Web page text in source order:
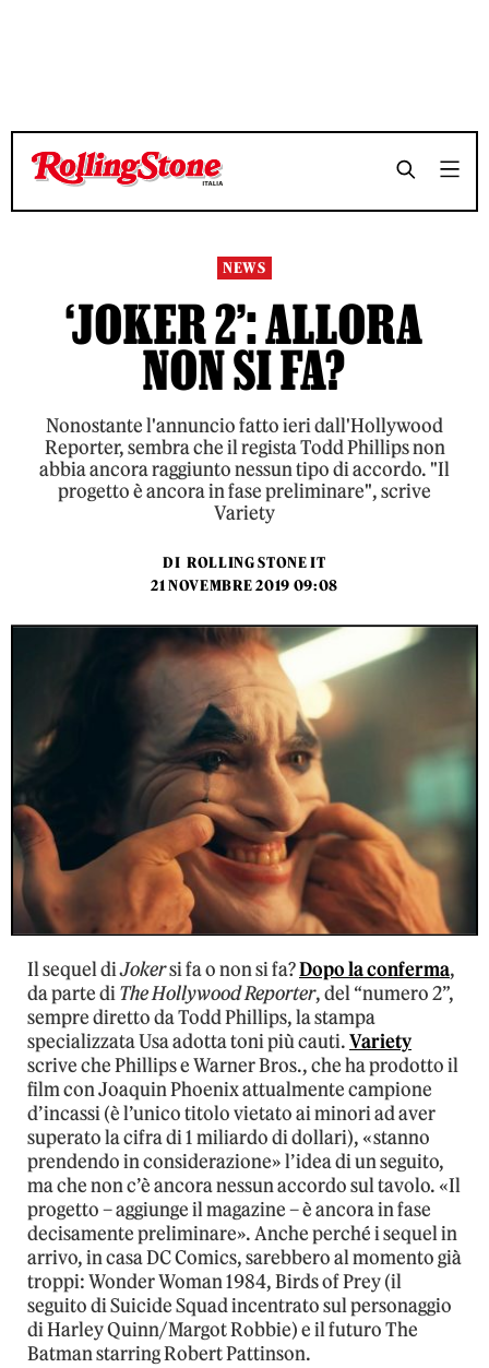
TEMPO DI LETTURA 3 MINUTI SHARE
TEMPO DI LETTURA 3 MINUTI SHARE
NEWS
‘JOKER 2’: ALLORA
NON SI FA?
Nonostante l'annuncio fatto ieri dall'Hollywood
Reporter, sembra che il regista Todd Phillips non
abbia ancora raggiunto nessun tipo di accordo. "Il
progetto è ancora in fase preliminare", scrive
Variety
DI ROLLING STONE IT
21 NOVEMBRE 2019 09:08
Il sequel diJokersi fa o non si fa?Dopo la conferma,
da parte diThe Hollywood Reporter, del “numero 2”,
sempre diretto da Todd Phillips, la stampa
specializzata Usa adotta toni più cauti.Variety
scrive che Phillips e Warner Bros., che ha prodotto il
film con Joaquin Phoenix attualmente campione
d’incassi (è l’unico titolo vietato ai minori ad aver
superato la cifra di 1 miliardo di dollari), «stanno
prendendo in considerazione» l’idea di un seguito,
ma che non c’è ancora nessun accordo sul tavolo. «Il
progetto – aggiunge il magazine – è ancora in fase
decisamente preliminare». Anche perché i sequel in
arrivo, in casa DC Comics, sarebbero al momento già
troppi: Wonder Woman 1984, Birds of Prey (il
seguito di Suicide Squad incentrato sul personaggio
di Harley Quinn/Margot Robbie) e il futuro The
Batman starring Robert Pattinson.